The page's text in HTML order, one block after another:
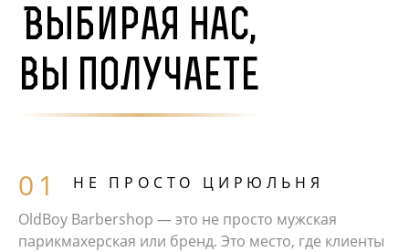
Выбирая нас,
вы получаете
НЕ ПРОСТО ЦИРЮЛЬНЯ
OldBoy Barbershop — это не просто мужская
парикмахерская или бренд. Это место, где клиенты